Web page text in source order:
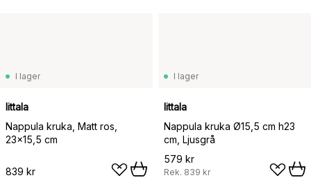
I lager
Iittala
Nappula kruka, Matt ros,
23x15,5 cm
839 kr
I lager
Iittala
Nappula kruka Ø15,5 cm h23
cm, Ljusgrå
579 kr
Rek. 839 kr